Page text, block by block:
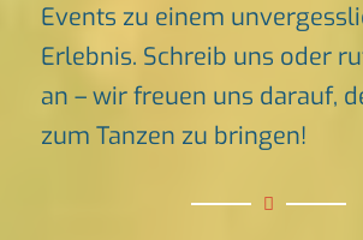
Events zu einem
Erlebnis. Schreib uns oder
an – wir freuen uns darauf,
zum Tanzen zu bringen!